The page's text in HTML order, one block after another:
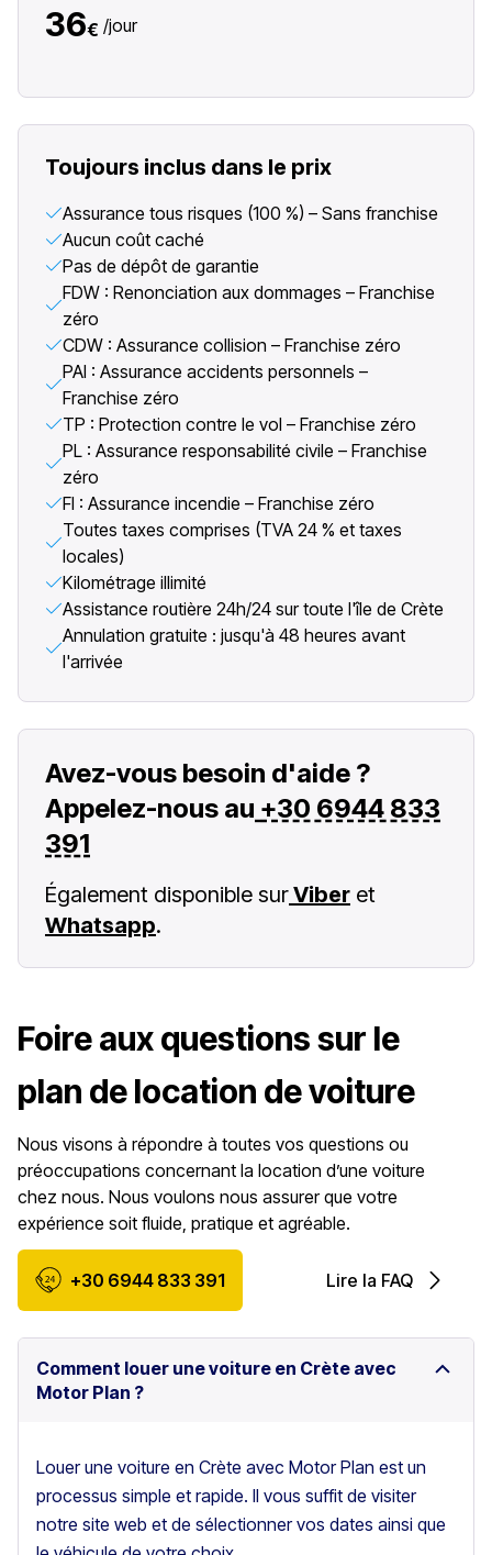
36€ /jour
Toujours inclus dans le prix
Assurance tous risques (100 %) – Sans franchise
Aucun coût caché
Pas de dépôt de garantie
FDW : Renonciation aux dommages – Franchise
zéro
CDW : Assurance collision – Franchise zéro
PAI : Assurance accidents personnels –
Franchise zéro
TP : Protection contre le vol – Franchise zéro
PL : Assurance responsabilité civile – Franchise
zéro
FI : Assurance incendie – Franchise zéro
Toutes taxes comprises (TVA 24 % et taxes
locales)
Kilométrage illimité
Assistance routière 24h/24 sur toute l'île de Crète
Annulation gratuite : jusqu'à 48 heures avant
l'arrivée
Avez-vous besoin d'aide ?
Appelez-nous au +30 6944 833
391
Également disponible surViber et
Whatsapp.
Foire aux questions sur le
plan de location de voiture
Nous visons à répondre à toutes vos questions ou
préoccupations concernant la location d’une voiture
chez nous. Nous voulons nous assurer que votre
expérience soit fluide, pratique et agréable.
+30 6944 833 391 Lire la FAQ
Comment louer une voiture en Crète avec
Motor Plan ?
Louer une voiture en Crète avec Motor Plan est un
processus simple et rapide. Il vous suffit de visiter
notre site web et de sélectionner vos dates ainsi que